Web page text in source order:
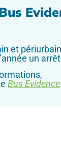
et
un
Bus Evidence